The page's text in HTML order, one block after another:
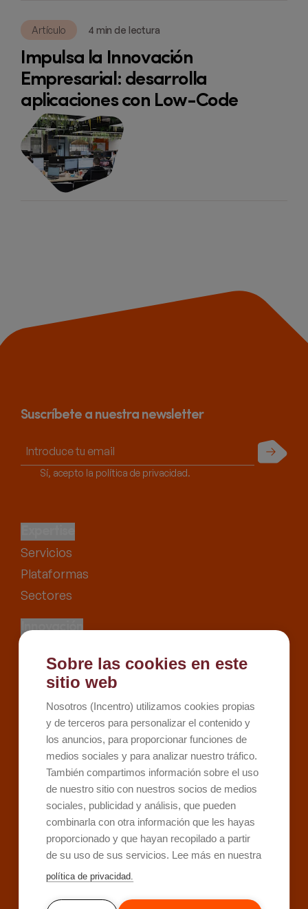
Artículo 4 min de lectura
Impulsa la Innovación
Empresarial: desarrolla
aplicaciones con Low-Code
Suscríbete a nuestra newsletter
Sí, acepto la política de privacidad.
Enviar
Servicios
Plataformas
Sectores
Innovación
Recursos
Kit Digital
Kit Consulting
Sobre Incentro
Conócenos
Careers
Contacto
Sobre las cookies en este
sitio web
Nosotros (Incentro) utilizamos cookies propias
y de terceros para personalizar el contenido y
los anuncios, para proporcionar funciones de
medios sociales y para analizar nuestro tráfico.
También compartimos información sobre el uso
de nuestro sitio con nuestros socios de medios
sociales, publicidad y análisis, que pueden
combinarla con otra información que les hayas
proporcionado y que hayan recopilado a partir
de su uso de sus servicios. Lee más en nuestra
política de privacidad.